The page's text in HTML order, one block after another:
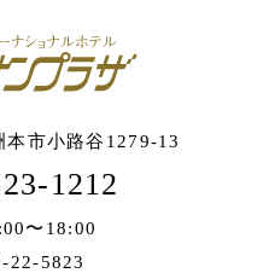
市小路谷1279-13
1212
〜18:00
22-5823